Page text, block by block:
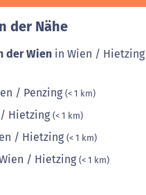
der Nähe
der Wien in Wien / Hietzing
/ Penzing (< 1 km)
Hietzing(< 1 km)
/ Hietzing (< 1 km)
/ Hietzing (< 1 km)